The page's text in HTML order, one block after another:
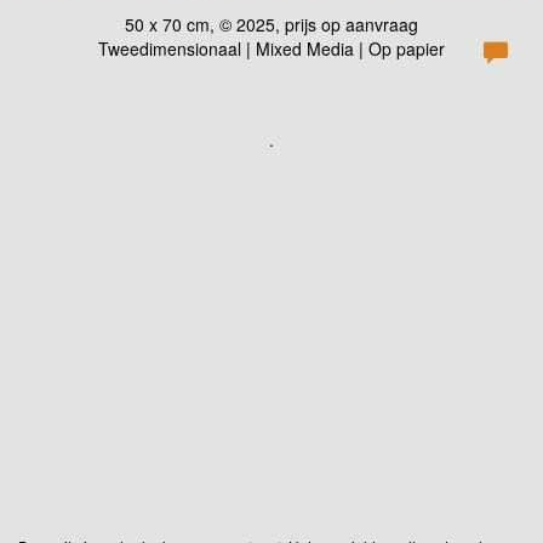
50 x 70 cm, © 2025, prijs op aanvraag
Tweedimensionaal | Mixed Media | Op papier
.